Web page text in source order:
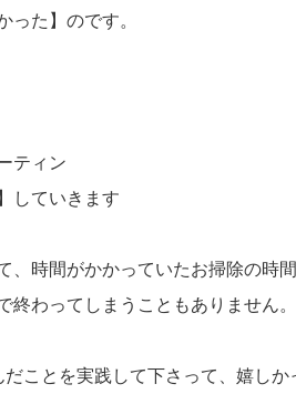
った】のです。
ティン
していきます
、時間がかかっていたお掃除の時
終わってしまうこともありません。
ことを実践して下さって、嬉しか